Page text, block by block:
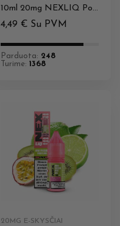
10ml 20mg NEXLIQ Pod
Salt
4,49 € Su PVM
Parduota: 248
Turime: 1368
20MG E-SKYSČIAI